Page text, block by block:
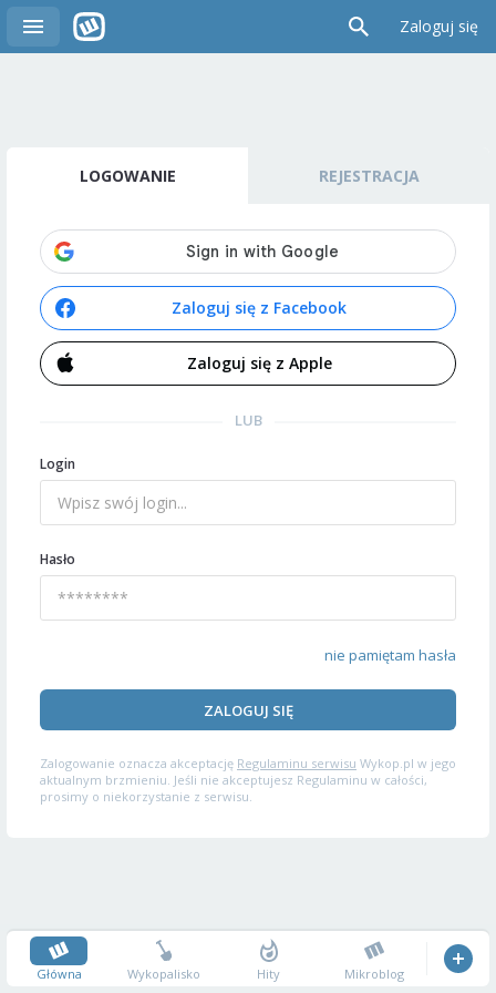
Zaloguj się
LOGOWANIE REJESTRACJA
Zaloguj się z Facebook
Zaloguj się z Apple
LUB
Login
Hasło
nie pamiętam hasła
ZALOGUJ SIĘ
Zalogowanie oznacza akceptację Regulaminu serwisu Wykop.pl w jego
aktualnym brzmieniu. Jeśli nie akceptujesz Regulaminu w całości,
prosimy o niekorzystanie z serwisu.
Główna Wykopalisko Hity Mikroblog